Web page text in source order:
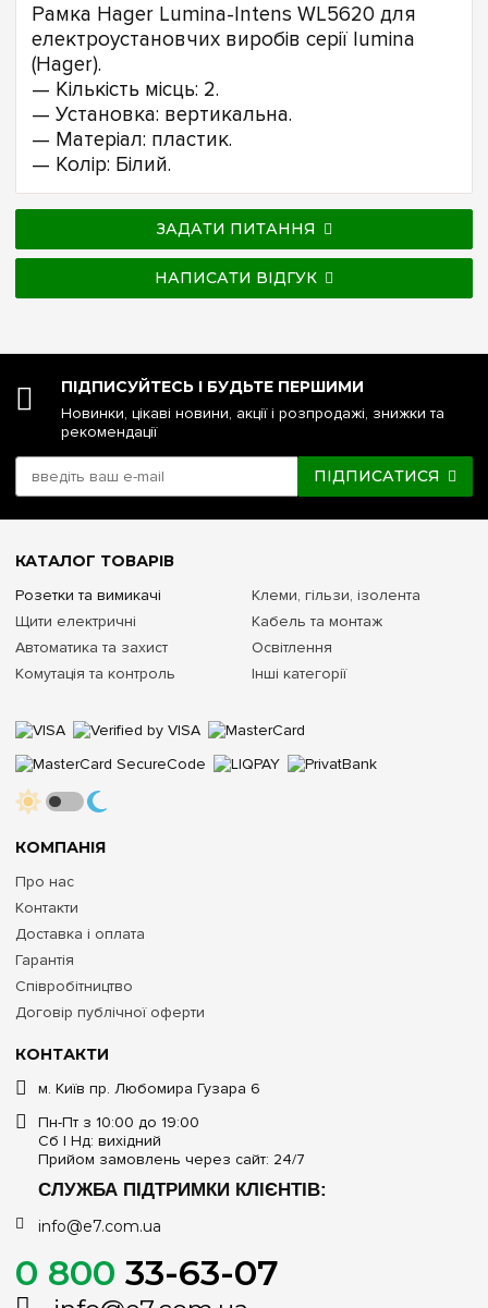
Рамка Hager Lumina-Intens WL5620 для
електроустановчих виробів серії lumina
(Hager).
— Кількість місць: 2.
— Установка: вертикальна.
— Матеріал: пластик.
— Колір: Білий.
ЗАДАТИ ПИТАННЯ
НАПИСАТИ ВІДГУК
ПІДПИСУЙТЕСЬ І БУДЬТЕ ПЕРШИМИ
Новинки, цікаві новини, акції і розпродажі, знижки та
рекомендації
ПІДПИСАТИСЯ
КОНТАКТИ
м. Київ пр. Любомира Гузара 6
Пн-Пт з 10:00 до 19:00
Сб | Нд: вихідний
Прийом замовлень через сайт: 24/7
СЛУЖБА ПІДТРИМКИ КЛІЄНТІВ:
info@e7.com.ua
0 800 33-63-07
КОМПАНІЯ
Про нас
Контакти
Доставка і оплата
Гарантія
Співробітництво
Договір публічної оферти
КАТАЛОГ ТОВАРІВ
Розетки та вимикачі
Щити електричні
Автоматика та захист
Комутація та контроль
Клеми, гільзи, ізолента
Кабель та монтаж
Освітлення
Інші категорії